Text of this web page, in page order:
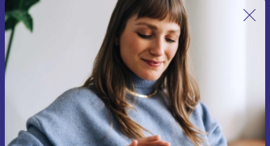
Zapisz się na nasz newsletter!
Nie przegap żadnej oferty.
Zarejestruj się
Informacje na temat używania danych osobowych znajdują się w